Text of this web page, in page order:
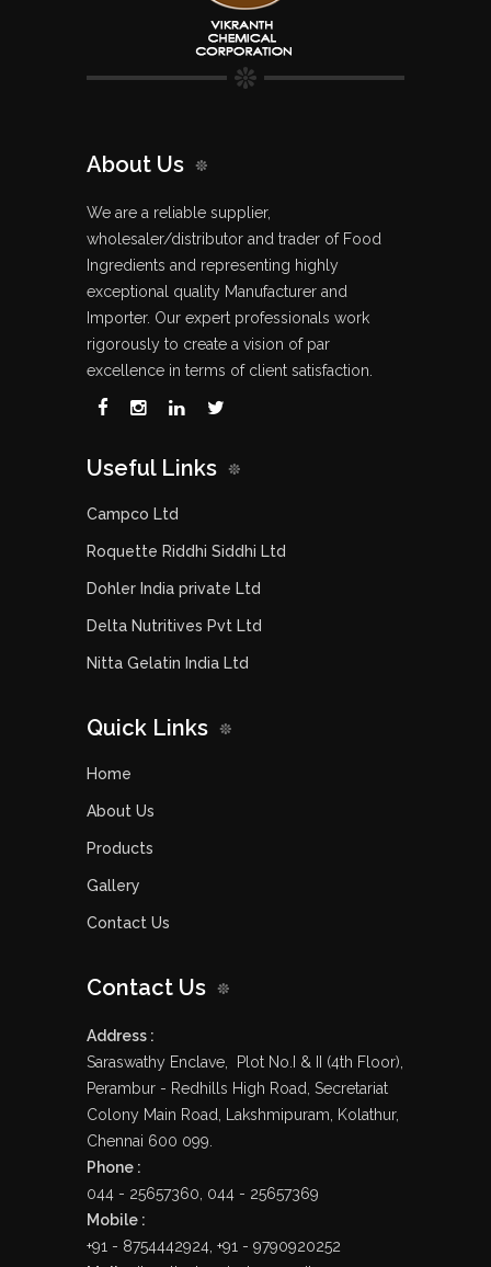
About Us
We are a reliable supplier,
wholesaler/distributor and trader of Food
Ingredients and representing highly
exceptional quality Manufacturer and
Importer. Our expert professionals work
rigorously to create a vision of par
excellence in terms of client satisfaction.
Useful Links
Campco Ltd
Roquette Riddhi Siddhi Ltd
Dohler India private Ltd
Delta Nutritives Pvt Ltd
Nitta Gelatin India Ltd
Quick Links
Home
About Us
Products
Gallery
Contact Us
Contact Us
Address :
Saraswathy Enclave, Plot No.I & II (4th Floor),
Perambur - Redhills High Road, Secretariat
Colony Main Road, Lakshmipuram, Kolathur,
Chennai 600 099.
Phone :
044 - 25657360, 044 - 25657369
Mobile :
+91 - 8754442924, +91 - 9790920252